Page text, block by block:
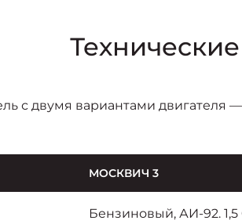
с двумя вариантами
МОСКВИЧ 3
Бензиновый, АИ-92. 1,5